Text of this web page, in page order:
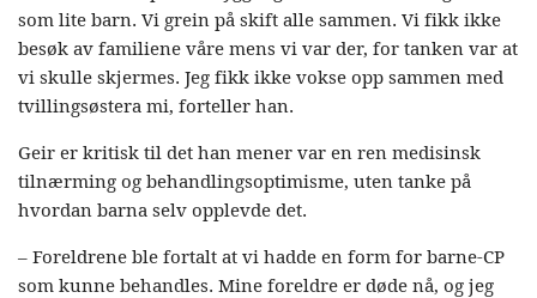
som lite barn. Vi grein på skift alle sammen. Vi fikk ikke
besøk av familiene våre mens vi var der, for tanken var at
vi skulle skjermes. Jeg fikk ikke vokse opp sammen med
tvillingsøstera mi, forteller han.
Geir er kritisk til det han mener var en ren medisinsk
tilnærming og behandlingsoptimisme, uten tanke på
hvordan barna selv opplevde det.
– Foreldrene ble fortalt at vi hadde en form for barne-CP
som kunne behandles. Mine foreldre er døde nå, og jeg